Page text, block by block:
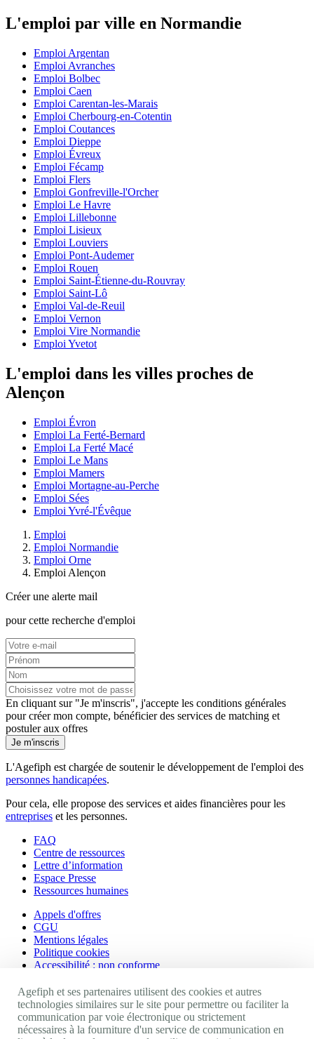
L'emploi par ville en Normandie
Emploi Argentan
Emploi Avranches
Emploi Bolbec
Emploi Caen
Emploi Carentan-les-Marais
Emploi Cherbourg-en-Cotentin
Emploi Coutances
Emploi Dieppe
Emploi Évreux
Emploi Fécamp
Emploi Flers
Emploi Gonfreville-l'Orcher
Emploi Le Havre
Emploi Lillebonne
Emploi Lisieux
Emploi Louviers
Emploi Pont-Audemer
Emploi Rouen
Emploi Saint-Étienne-du-Rouvray
Emploi Saint-Lô
Emploi Val-de-Reuil
Emploi Vernon
Emploi Vire Normandie
Emploi Yvetot
L'emploi dans les villes proches de
Alençon
Emploi Évron
Emploi La Ferté-Bernard
Emploi La Ferté Macé
Emploi Le Mans
Emploi Mamers
Emploi Mortagne-au-Perche
Emploi Sées
Emploi Yvré-l'Évêque
Emploi
Emploi Normandie
Emploi Orne
Emploi Alençon
Créer une alerte mail
pour cette recherche d'emploi
En cliquant sur "Je m'inscris", j'accepte les conditions générales
pour créer mon compte, bénéficier des services de matching et
postuler aux offres
Je m'inscris
L'Agefiph est chargée de soutenir le développement de l'emploi des
personnes handicapées.
Pour cela, elle propose des services et aides financières pour les
entreprises et les personnes.
FAQ
Centre de ressources
Lettre d’information
Espace Presse
Ressources humaines
Appels d'offres
CGU
Mentions légales
Politique cookies
Accessibilité : non conforme
Nos autres sites
Site portail Agefiph
Agefiph et ses partenaires utilisent des cookies et autres
technologies similaires sur le site pour permettre ou faciliter la
communication par voie électronique ou strictement
nécessaires à la fourniture d'un service de communication en